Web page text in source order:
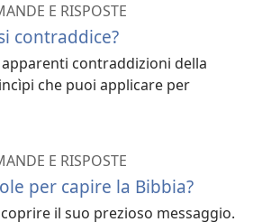
E RISPOSTE
contraddice?
apparenti contraddizioni della
che puoi applicare per
E RISPOSTE
per capire la Bibbia?
il suo prezioso messaggio.